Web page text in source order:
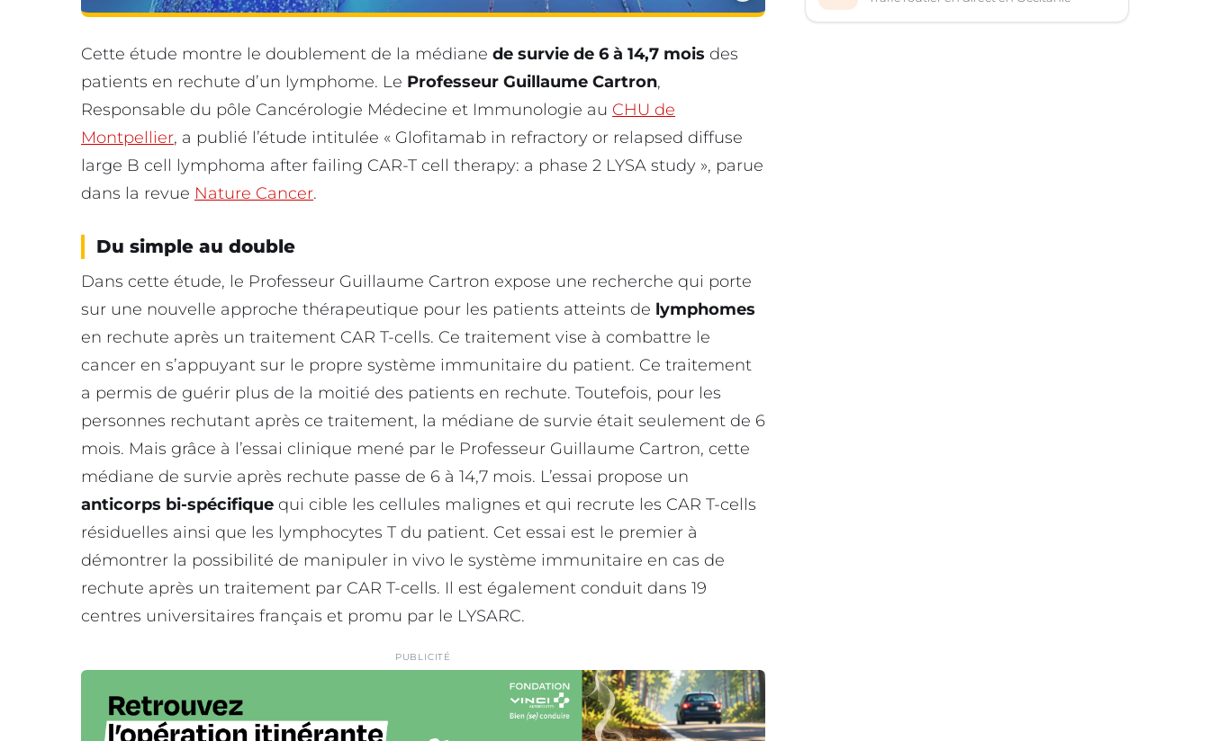
Cette étude montre le doublement de la médiane de survie de 6 à 14,7 mois des
patients en rechute d’un lymphome. Le Professeur Guillaume Cartron,
Responsable du pôle Cancérologie Médecine et Immunologie au CHU de
Montpellier, a publié l’étude intitulée « Glofitamab in refractory or relapsed diffuse
large B cell lymphoma after failing CAR-T cell therapy: a phase 2 LYSA study », parue
dans la revue Nature Cancer.
Du simple au double
Dans cette étude, le Professeur Guillaume Cartron expose une recherche qui porte
sur une nouvelle approche thérapeutique pour les patients atteints de lymphomes
en rechute après un traitement CAR T-cells. Ce traitement vise à combattre le
cancer en s’appuyant sur le propre système immunitaire du patient. Ce traitement
a permis de guérir plus de la moitié des patients en rechute. Toutefois, pour les
personnes rechutant après ce traitement, la médiane de survie était seulement de 6
mois. Mais grâce à l’essai clinique mené par le Professeur Guillaume Cartron, cette
médiane de survie après rechute passe de 6 à 14,7 mois. L’essai propose un
anticorps bi-spécifique qui cible les cellules malignes et qui recrute les CAR T-cells
résiduelles ainsi que les lymphocytes T du patient. Cet essai est le premier à
démontrer la possibilité de manipuler in vivo le système immunitaire en cas de
rechute après un traitement par CAR T-cells. Il est également conduit dans 19
centres universitaires français et promu par le LYSARC.
PUBLICITÉ